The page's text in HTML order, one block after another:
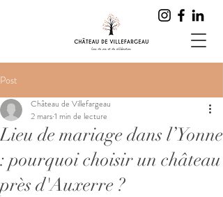
Post
Lieu de mariage dans l’Yonne
: pourquoi choisir un château
près d'Auxerre ?
Château de Villefargeau
2 mars1 min de lecture